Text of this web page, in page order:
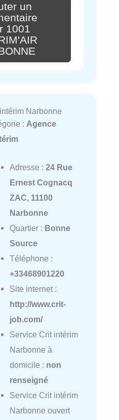
un
1001
Narbonne
: Agence
Adresse : 24 Rue
Ernest Cognacq
ZAC, 11100
Narbonne
Quartier : Bonne
Source
Téléphone :
+33468901220
Site internet :
http://www.crit-
job.com/
Service Crit intérim
Narbonne à
domicile : non
renseigné
Service Crit intérim
Narbonne ouvert